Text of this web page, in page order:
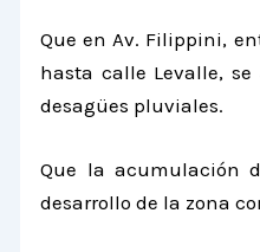
Que en Av. Filippini,
hasta calle Levalle,
desagües pluviales.
Que la acumulación
desarrollo de la zona